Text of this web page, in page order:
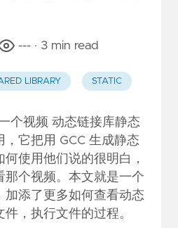
--- · 3 min read
LIBRARY STATIC
个视频 动态链接库静态
，它把用 GCC 生成静态
使用他们说的很明白，
那个视频。本文就是一个
加添了更多如何查看动态
，执行文件的过程。